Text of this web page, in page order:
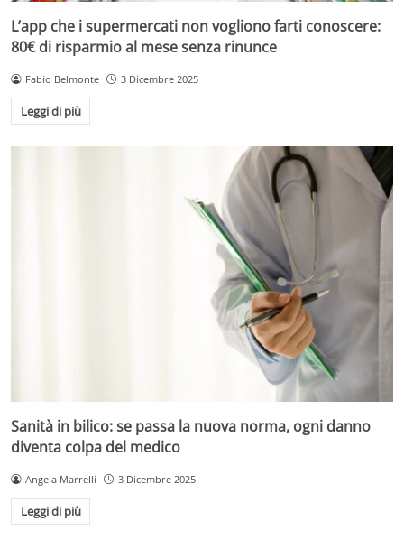
L’app che i supermercati non vogliono farti conoscere:
80€ di risparmio al mese senza rinunce
Fabio Belmonte 3 Dicembre 2025
Leggi di più
Sanità in bilico: se passa la nuova norma, ogni danno
diventa colpa del medico
Angela Marrelli 3 Dicembre 2025
Leggi di più